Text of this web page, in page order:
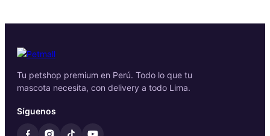
Tu petshop premium en Perú. Todo lo que tu
mascota necesita, con delivery a todo Lima.
Síguenos